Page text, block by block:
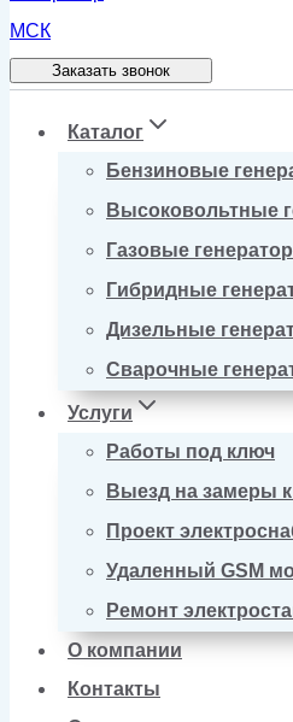
Заказать звонок
Каталог
Бензиновые
Высоковольтные
Газовые
Гибридные
Дизельные
Сварочные
Услуги
Работы под ключ
Выезд на замеры к
Проект
Удаленный GSM
Ремонт
О компании
Контакты